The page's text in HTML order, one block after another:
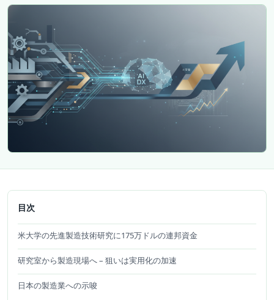
目次
米大学の先進製造技術研究に175万ドルの連邦資金
研究室から製造現場へ – 狙いは実用化の加速
日本の製造業への示唆